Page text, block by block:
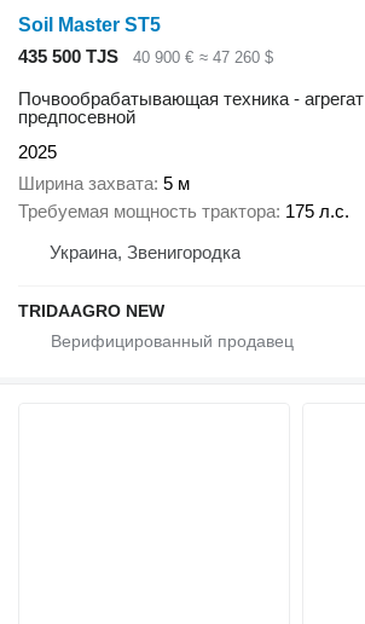
Soil Master ST5
435 500 TJS
40 900 € ≈ 47 260 $
Почвообрабатывающая техника - агрегат
предпосевной
2025
Ширина захвата 5 м
Требуемая мощность трактора 175 л.с.
Украина, Звенигородка
TRIDAAGRO NEW